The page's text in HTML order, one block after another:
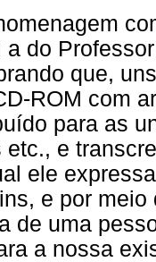
a do
que,
ROM com
para as
etc., e
ele
e por
de uma
a nossa